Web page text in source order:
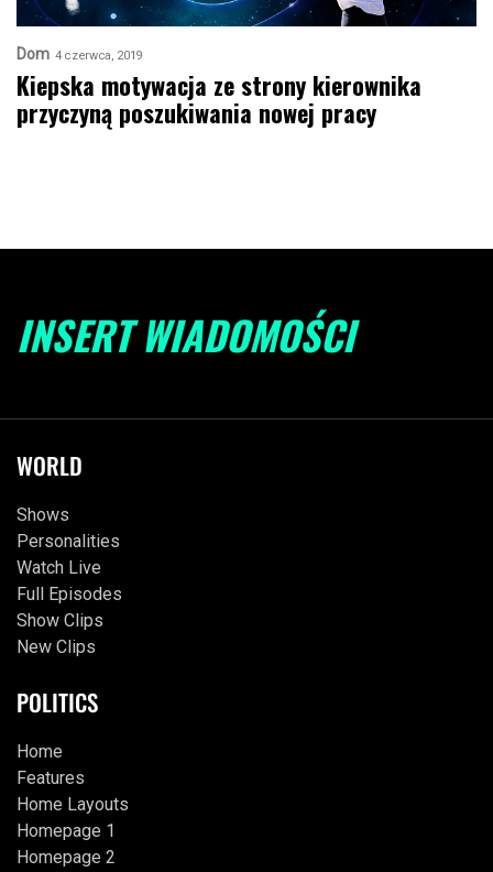
Dom 4 czerwca, 2019
Kiepska motywacja ze strony kierownika
przyczyną poszukiwania nowej pracy
INSERT WIADOMOŚCI
WORLD
Shows
Personalities
Watch Live
Full Episodes
Show Clips
New Clips
POLITICS
Home
Features
Home Layouts
Homepage 1
Homepage 2